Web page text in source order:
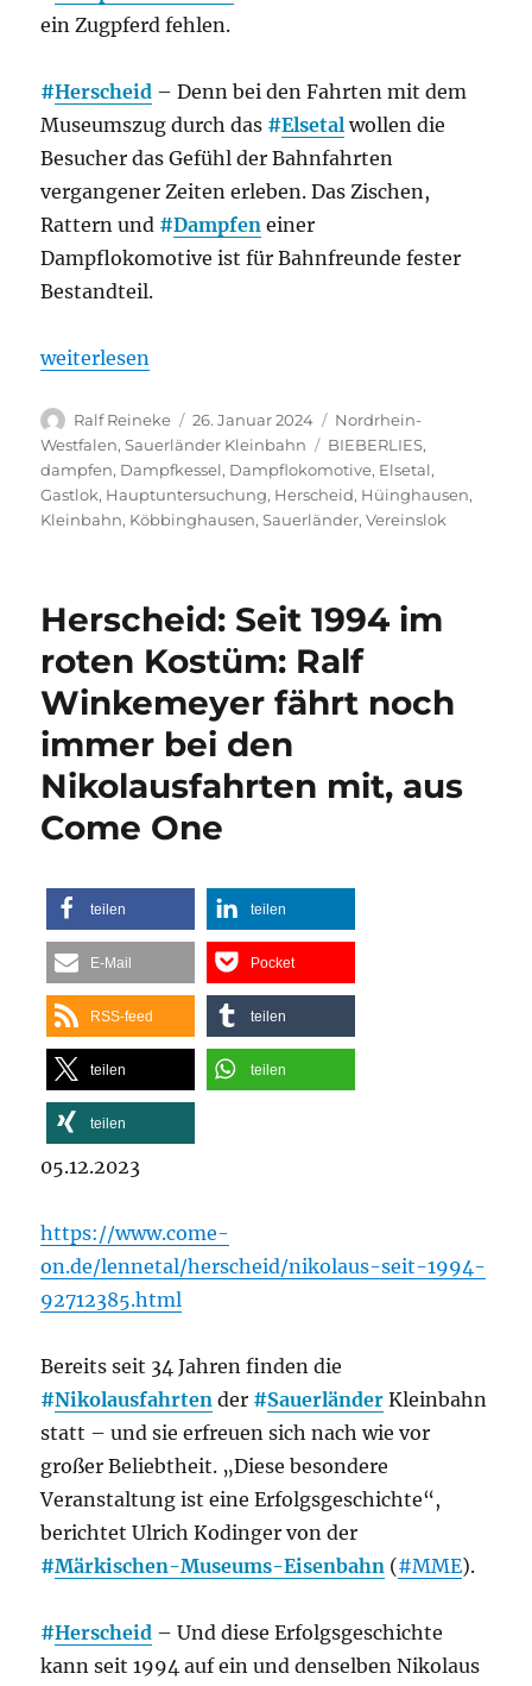
ein Zugpferd fehlen.
#Herscheid – Denn bei den Fahrten mit dem
Museumszug durch das #Elsetal wollen die
Besucher das Gefühl der Bahnfahrten
vergangener Zeiten erleben. Das Zischen,
Rattern und #Dampfen einer
Dampflokomotive ist für Bahnfreunde fester
Bestandteil.
„MME ohne Dampf? Lok-Leihgabe verabschiedet,
weiterlesen
Autor
Ralf Reineke
Veröffentlicht
am
26. Januar 2024 Kategorien
Nordrhein-
Westfalen,Sauerländer Kleinbahn Schlagwörter
BIEBERLIES,
dampfen, Dampfkessel, Dampflokomotive, Elsetal,
Gastlok, Hauptuntersuchung, Herscheid, Hüinghausen,
Kleinbahn, Köbbinghausen,Sauerländer,Vereinslok
Herscheid: Seit 1994 im
roten Kostüm: Ralf
Winkemeyer fährt noch
immer bei den
Nikolausfahrten mit, aus
Come One
teilen teilen
E-Mail Pocket
RSS-feed teilen
teilen teilen
teilen
05.12.2023
https://www.come-
on.de/lennetal/herscheid/nikolaus-seit-1994-
92712385.html
Bereits seit 34 Jahren finden die
#Nikolausfahrten der #Sauerländer Kleinbahn
statt – und sie erfreuen sich nach wie vor
großer Beliebtheit. „Diese besondere
Veranstaltung ist eine Erfolgsgeschichte“,
berichtet Ulrich Kodinger von der
#Märkischen-Museums-Eisenbahn (#MME).
#Herscheid – Und diese Erfolgsgeschichte
kann seit 1994 auf ein und denselben Nikolaus